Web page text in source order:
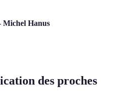
Michel Hanus
des proches